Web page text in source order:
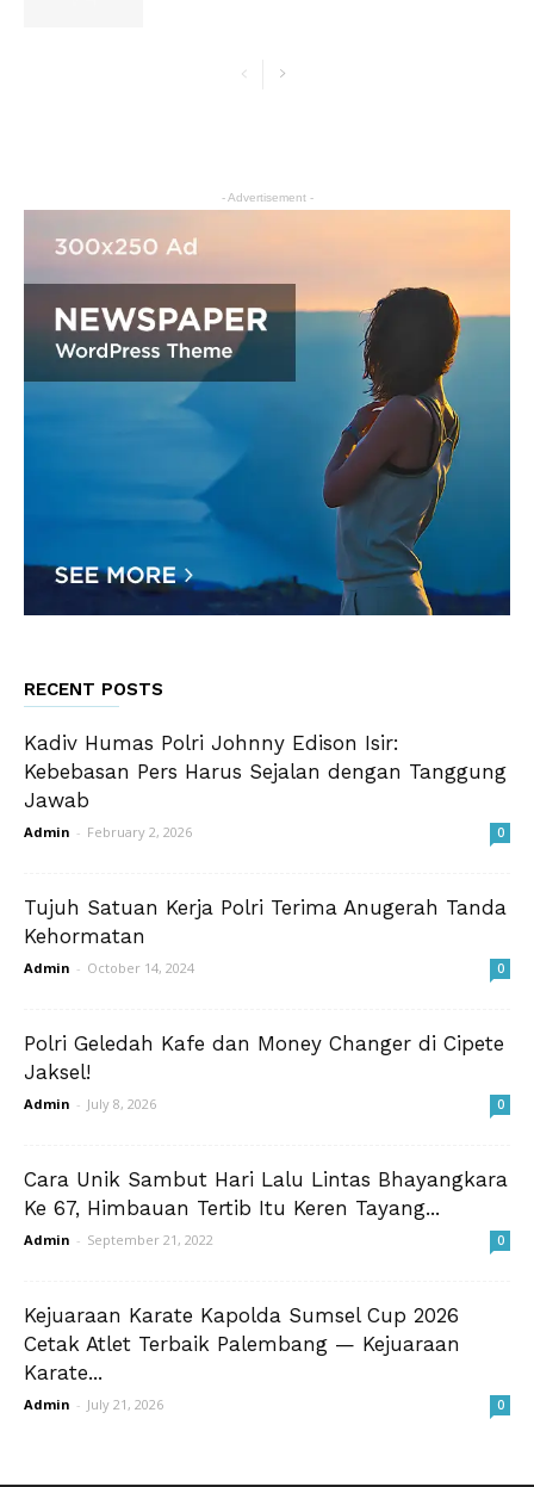
- Advertisement -
RECENT POSTS
Kadiv Humas Polri Johnny Edison Isir:
Kebebasan Pers Harus Sejalan dengan Tanggung
Jawab
Admin - February 2, 2026 0
Tujuh Satuan Kerja Polri Terima Anugerah Tanda
Kehormatan
Admin - October 14, 2024 0
Polri Geledah Kafe dan Money Changer di Cipete
Jaksel!
Admin - July 8, 2026 0
Cara Unik Sambut Hari Lalu Lintas Bhayangkara
Ke 67, Himbauan Tertib Itu Keren Tayang...
Admin - September 21, 2022 0
Kejuaraan Karate Kapolda Sumsel Cup 2026
Cetak Atlet Terbaik Palembang — Kejuaraan
Karate...
Admin - July 21, 2026 0